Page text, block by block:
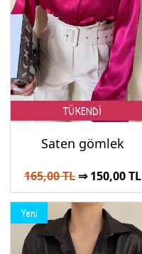
Saten gömlek
165,00 TL⇒ 150,00 TL
TÜKENDİ
Yeni